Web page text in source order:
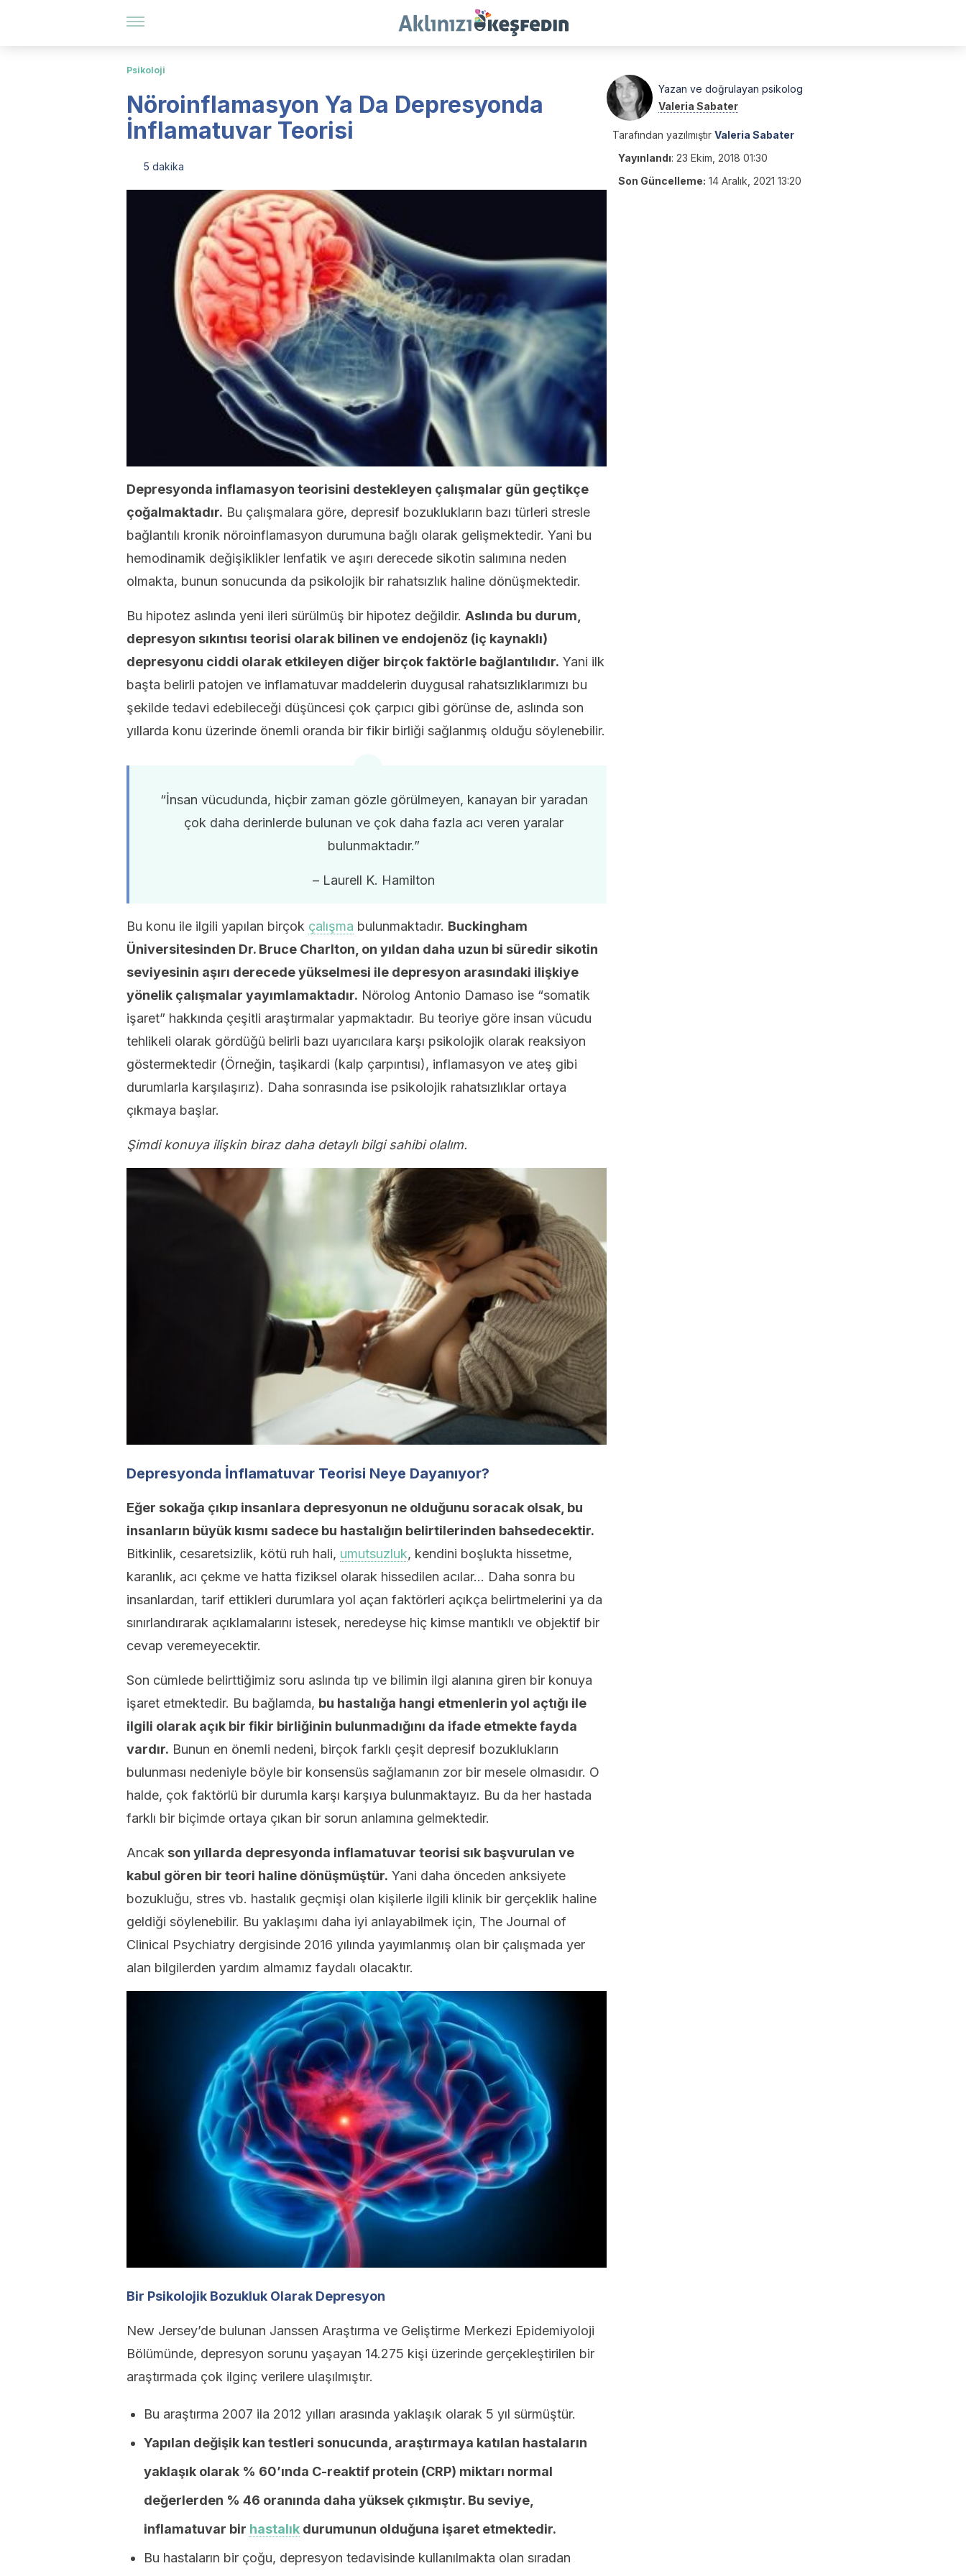
Psikoloji
Nöroinflamasyon Ya Da Depresyonda
İnflamatuvar Teorisi
5 dakika
Depresyonda inflamasyon teorisini destekleyen çalışmalar gün geçtikçe
çoğalmaktadır. Bu çalışmalara göre, depresif bozuklukların bazı türleri stresle
bağlantılı kronik nöroinflamasyon durumuna bağlı olarak gelişmektedir. Yani bu
hemodinamik değişiklikler lenfatik ve aşırı derecede sikotin salımına neden
olmakta, bunun sonucunda da psikolojik bir rahatsızlık haline dönüşmektedir.
Bu hipotez aslında yeni ileri sürülmüş bir hipotez değildir. Aslında bu durum,
depresyon sıkıntısı teorisi olarak bilinen ve endojenöz (iç kaynaklı)
depresyonu ciddi olarak etkileyen diğer birçok faktörle bağlantılıdır. Yani ilk
başta belirli patojen ve inflamatuvar maddelerin duygusal rahatsızlıklarımızı bu
şekilde tedavi edebileceği düşüncesi çok çarpıcı gibi görünse de, aslında son
yıllarda konu üzerinde önemli oranda bir fikir birliği sağlanmış olduğu söylenebilir.
“İnsan vücudunda, hiçbir zaman gözle görülmeyen, kanayan bir yaradan
çok daha derinlerde bulunan ve çok daha fazla acı veren yaralar
bulunmaktadır.”
– Laurell K. Hamilton
Bu konu ile ilgili yapılan birçok çalışma bulunmaktadır. Buckingham
Üniversitesinden Dr. Bruce Charlton, on yıldan daha uzun bi süredir sikotin
seviyesinin aşırı derecede yükselmesi ile depresyon arasındaki ilişkiye
yönelik çalışmalar yayımlamaktadır. Nörolog Antonio Damaso ise “somatik
işaret” hakkında çeşitli araştırmalar yapmaktadır. Bu teoriye göre insan vücudu
tehlikeli olarak gördüğü belirli bazı uyarıcılara karşı psikolojik olarak reaksiyon
göstermektedir (Örneğin, taşikardi (kalp çarpıntısı), inflamasyon ve ateş gibi
durumlarla karşılaşırız). Daha sonrasında ise psikolojik rahatsızlıklar ortaya
çıkmaya başlar.
Şimdi konuya ilişkin biraz daha detaylı bilgi sahibi olalım.
Depresyonda İnflamatuvar Teorisi Neye Dayanıyor?
Eğer sokağa çıkıp insanlara depresyonun ne olduğunu soracak olsak, bu
insanların büyük kısmı sadece bu hastalığın belirtilerinden bahsedecektir.
Bitkinlik, cesaretsizlik, kötü ruh hali, umutsuzluk, kendini boşlukta hissetme,
karanlık, acı çekme ve hatta fiziksel olarak hissedilen acılar… Daha sonra bu
insanlardan, tarif ettikleri durumlara yol açan faktörleri açıkça belirtmelerini ya da
sınırlandırarak açıklamalarını istesek, neredeyse hiç kimse mantıklı ve objektif bir
cevap veremeyecektir.
Son cümlede belirttiğimiz soru aslında tıp ve bilimin ilgi alanına giren bir konuya
işaret etmektedir. Bu bağlamda, bu hastalığa hangi etmenlerin yol açtığı ile
ilgili olarak açık bir fikir birliğinin bulunmadığını da ifade etmekte fayda
vardır. Bunun en önemli nedeni, birçok farklı çeşit depresif bozuklukların
bulunması nedeniyle böyle bir konsensüs sağlamanın zor bir mesele olmasıdır. O
halde, çok faktörlü bir durumla karşı karşıya bulunmaktayız. Bu da her hastada
farklı bir biçimde ortaya çıkan bir sorun anlamına gelmektedir.
Ancak son yıllarda depresyonda inflamatuvar teorisi sık başvurulan ve
kabul gören bir teori haline dönüşmüştür. Yani daha önceden anksiyete
bozukluğu, stres vb. hastalık geçmişi olan kişilerle ilgili klinik bir gerçeklik haline
geldiği söylenebilir. Bu yaklaşımı daha iyi anlayabilmek için, The Journal of
Clinical Psychiatry dergisinde 2016 yılında yayımlanmış olan bir çalışmada yer
alan bilgilerden yardım almamız faydalı olacaktır.
Bir Psikolojik Bozukluk Olarak Depresyon
New Jersey’de bulunan Janssen Araştırma ve Geliştirme Merkezi Epidemiyoloji
Bölümünde, depresyon sorunu yaşayan 14.275 kişi üzerinde gerçekleştirilen bir
araştırmada çok ilginç verilere ulaşılmıştır.
Bu araştırma 2007 ila 2012 yılları arasında yaklaşık olarak 5 yıl sürmüştür.
Yapılan değişik kan testleri sonucunda, araştırmaya katılan hastaların
yaklaşık olarak % 60’ında C-reaktif protein (CRP) miktarı normal
değerlerden % 46 oranında daha yüksek çıkmıştır. Bu seviye,
inflamatuvar bir hastalık durumunun olduğuna işaret etmektedir.
Bu hastaların bir çoğu, depresyon tedavisinde kullanılmakta olan sıradan
Yazan ve doğrulayan psikolog
Valeria Sabater
Tarafından yazılmıştır Valeria Sabater
Yayınlandı: 23 Ekim, 2018 01:30
Son Güncelleme: 14 Aralık, 2021 13:20